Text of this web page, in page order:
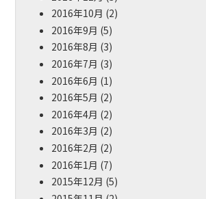
2016年10月 (2)
2016年9月 (5)
2016年8月 (3)
2016年7月 (3)
2016年6月 (1)
2016年5月 (2)
2016年4月 (2)
2016年3月 (2)
2016年2月 (2)
2016年1月 (7)
2015年12月 (5)